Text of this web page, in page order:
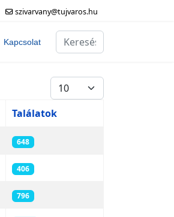
szivarvany@tujvaros.hu
Kapcsolat Keresés...
Tételek #
Találatok
648
406
796